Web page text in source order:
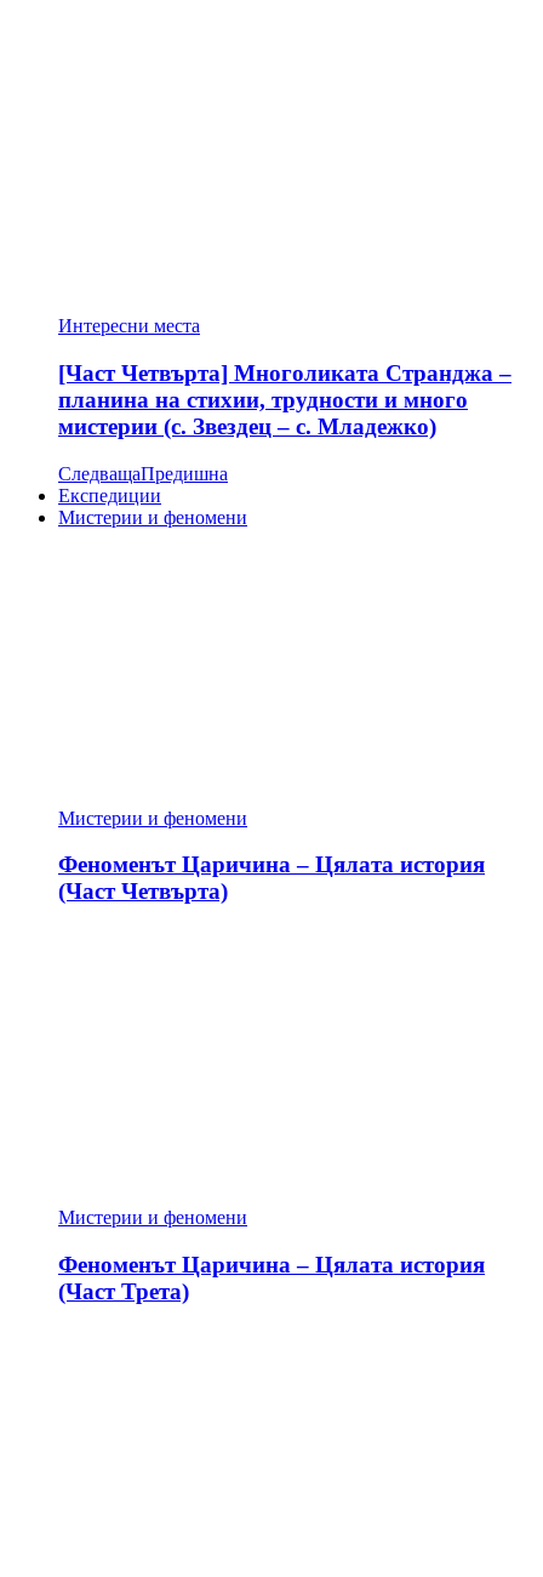
Интересни места
[Част Четвърта] Многоликата Странджа –
планина на стихии, трудности и много
мистерии (с. Звездец – с. Младежко)
СледващаПредишна
Експедиции
Мистерии и феномени
Мистерии и феномени
Феноменът Царичина – Цялата история
(Част Четвърта)
Мистерии и феномени
Феноменът Царичина – Цялата история
(Част Трета)